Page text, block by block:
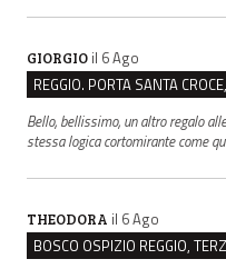
GIORGIO il 6 Ago
Bello, bellissimo, un altro regalo
stessa logica cortomirante come
THEODORA il 6 Ago